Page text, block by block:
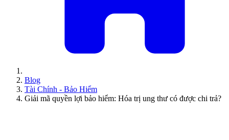
Blog
Tài Chính - Bảo Hiểm
Giải mã quyền lợi bảo hiểm: Hóa trị ung thư có được chi trả?